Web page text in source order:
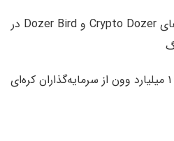
۳ ماهه سوم: راه‌اندازی بازی‌های Crypto Dozer و Dozer Bird در